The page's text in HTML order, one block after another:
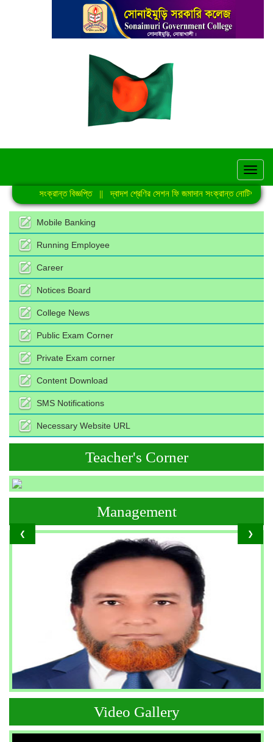
সংক্রান্ত বিজ্ঞপ্তি|| দ্বাদশ শ্রেণির সেশন ফি জমাদান সংক্রান্ত নোটিশ||
Mobile Banking
Running Employee
Career
Notices Board
College News
Public Exam Corner
Private Exam corner
Content Download
SMS Notifications
Necessary Website URL
Teacher's Corner
❮ ❯
Management
Video Gallery